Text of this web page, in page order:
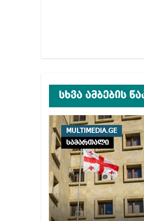
სხვა ამბების
MULTIMEDIA.GE
სამართალი